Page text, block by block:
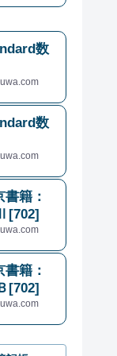
数
数
書籍：
書籍：
[702]